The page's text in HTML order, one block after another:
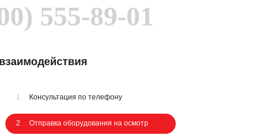
555-89-01
1 Консультация по телефону
2 Отправка оборудования на осмотр